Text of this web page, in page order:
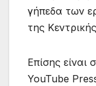
γήπεδα των
της
Επίσης είναι
YouTube